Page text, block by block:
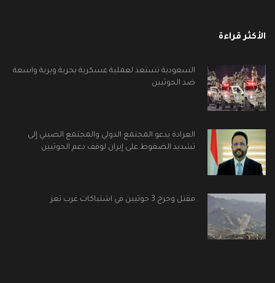
الأكثر قراءة
السعودية تستعد لعملية عسكرية بحرية وبرية واسعة
ضد الحوثيين
العرادة يدعو المجتمع الدولي والمجتمع الصيني إلى
تشديد الضغوط على إيران لوقف دعم الحوثيين
مقتل وجرح 3 حوثيين في اشتباكات غرب تعز